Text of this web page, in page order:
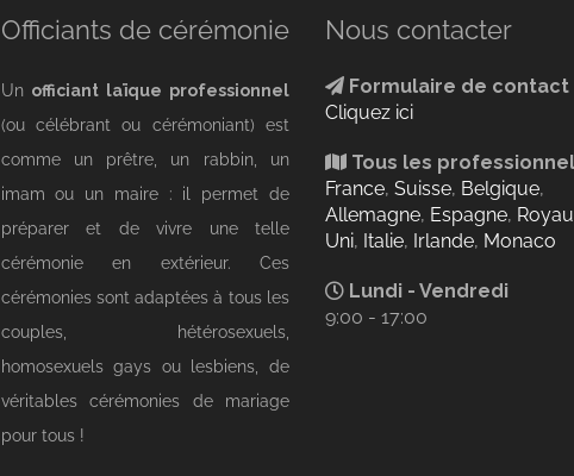
Officiants de cérémonie
Un officiant laïque professionnel
(ou célébrant ou cérémoniant) est
comme un prêtre, un rabbin, un
imam ou un maire : il permet de
préparer et de vivre une telle
cérémonie en extérieur. Ces
cérémonies sont adaptées à tous les
couples, hétérosexuels,
homosexuels gays ou lesbiens, de
véritables cérémonies de mariage
pour tous !
Nous contacter
Formulaire de contact
Cliquez ici
Tous les
France, Suisse, Belgique,
Allemagne, Espagne,
Uni, Italie, Irlande, Monaco
Lundi - Vendredi
9:00 - 17:00